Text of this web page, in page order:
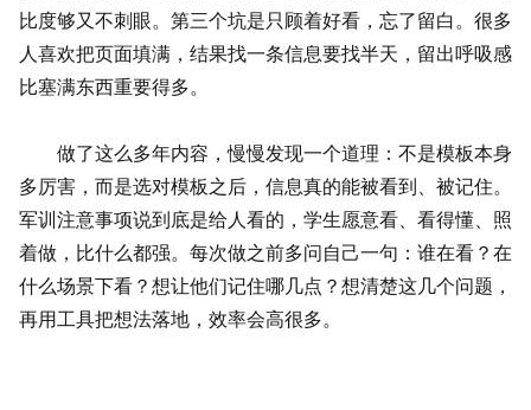
比度够又不刺眼。第三个坑是只顾着好看，忘了留白。很多
人喜欢把页面填满，结果找一条信息要找半天，留出呼吸感
比塞满东西重要得多。
做了这么多年内容，慢慢发现一个道理：不是模板本身
多厉害，而是选对模板之后，信息真的能被看到、被记住。
军训注意事项说到底是给人看的，学生愿意看、看得懂、照
着做，比什么都强。每次做之前多问自己一句：谁在看？在
什么场景下看？想让他们记住哪几点？想清楚这几个问题，
再用工具把想法落地，效率会高很多。